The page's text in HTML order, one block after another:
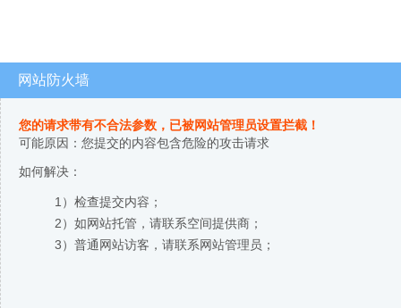
网站防火墙
您的请求带有不合法参数，已被网站管理员设置拦截！
可能原因：您提交的内容包含危险的攻击请求
如何解决：
1）检查提交内容；
2）如网站托管，请联系空间提供商；
3）普通网站访客，请联系网站管理员；